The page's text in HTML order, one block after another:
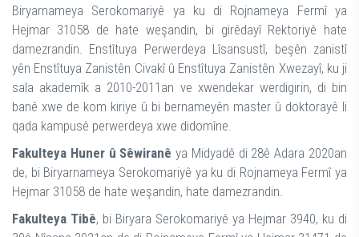
Biryarnameya Serokomariyê ya ku di Rojnameya Fermî ya
Hejmar 31058 de hate weşandin, bi girêdayî Rektoriyê hate
damezrandin. Enstîtuya Perwerdeya Lîsansustî, beşên zanistî
yên Enstîtuya Zanistên Civakî û Enstîtuya Zanistên Xwezayî, ku ji
sala akademîk a 2010-2011an ve xwendekar werdigirin, di bin
banê xwe de kom kiriye û bi bernameyên master û doktorayê li
qada kampusê perwerdeya xwe didomîne.
Fakulteya Huner û Sêwiranê ya Midyadê di 28ê Adara 2020an
de, bi Biryarnameya Serokomariyê ya ku di Rojnameya Fermî ya
Hejmar 31058 de hate weşandin, hate damezrandin.
Fakulteya Tibê, bi Biryara Serokomariyê ya Hejmar 3940, ku di